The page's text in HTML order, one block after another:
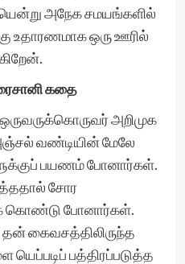
அநேக சமயங்களில்
உதாரணமாக ஒரு ஊரில்
கதை
அறிமுக
வண்டியின் மேலே
பயணம் போனார்கள்.
சோர
கொண்டு போனார்கள்.
கைவசத்திலிருந்த
பத்திரப்படுத்த